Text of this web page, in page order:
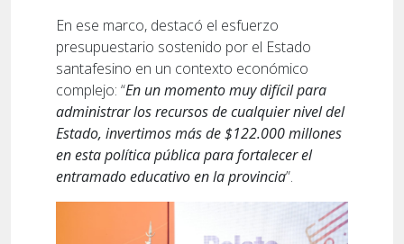
En ese marco, destacó el esfuerzo
presupuestario sostenido por el Estado
santafesino en un contexto económico
complejo: “En un momento muy difícil para
administrar los recursos de cualquier nivel del
Estado, invertimos más de $122.000 millones
en esta política pública para fortalecer el
entramado educativo en la provincia”.